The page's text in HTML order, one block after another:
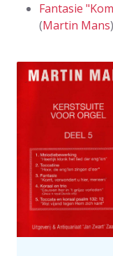
Fantasie
(Martin Mans)